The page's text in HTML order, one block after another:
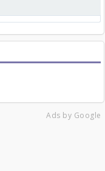
Ads by Google